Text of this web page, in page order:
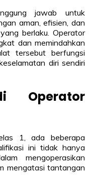
jawab untuk
aman, efisien, dan
berlaku. Operator
dan memindahkan
tersebut berfungsi
diri sendiri
Operator
1, ada beberapa
ini tidak hanya
mengoperasikan
mengatasi tantangan